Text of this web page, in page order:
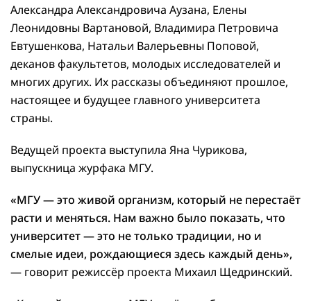
Александра Александровича Аузана, Елены
Леонидовны Вартановой, Владимира Петровича
Евтушенкова, Натальи Валерьевны Поповой,
деканов факультетов, молодых исследователей и
многих других. Их рассказы объединяют прошлое,
настоящее и будущее главного университета
страны.
Ведущей проекта выступила Яна Чурикова,
выпускница журфака МГУ.
«МГУ — это живой организм, который не перестаёт
расти и меняться. Нам важно было показать, что
университет — это не только традиции, но и
смелые идеи, рождающиеся здесь каждый день»,
— говорит режиссёр проекта Михаил Щедринский.